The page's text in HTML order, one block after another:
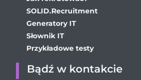
SOLID.Recruitment
Generatory IT
Słownik IT
Przykładowe testy
Bądź w kontakcie